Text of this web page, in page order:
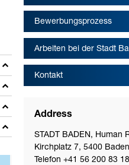
Bewerbungsprozess
Arbeiten bei der Stadt
Kontakt
Address
STADT BADEN, Human
Kirchplatz 7, 5400 Baden
Telefon +41 56 200 83 18